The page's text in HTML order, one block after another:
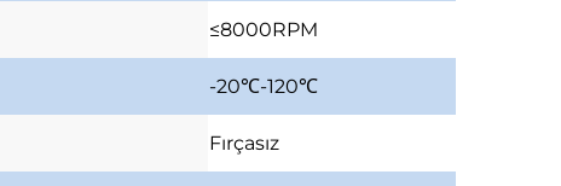
≤8000RPM
-20℃-120℃
Fırçasız